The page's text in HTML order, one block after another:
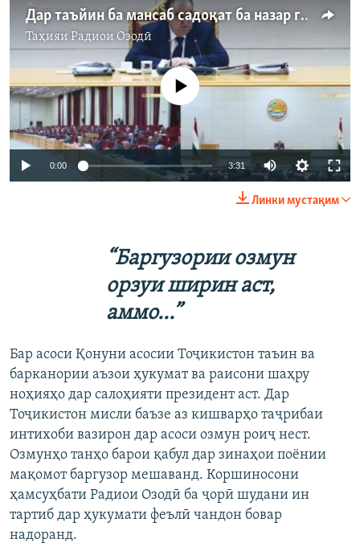
Дар таъйин ба мансаб садоқат ба назар гирифта мешавад ва ё лаёқат?
Таҳияи Радиои Озодӣ
720p 1080p
Феълан кор намекунад
0:00 3:31
Линки мустақим
“Баргузории озмун
орзуи ширин аст,
аммо...”
Бар асоси Қонуни асосии Тоҷикистон таъин ва
барканории аъзои ҳукумат ва раисони шаҳру
ноҳияҳо дар салоҳияти президент аст. Дар
Тоҷикистон мисли баъзе аз кишварҳо таҷрибаи
интихоби вазирон дар асоси озмун роиҷ нест.
Озмунҳо танҳо барои қабул дар зинаҳои поёнии
мақомот баргузор мешаванд. Коршиносони
ҳамсуҳбати Радиои Озодӣ ба ҷорӣ шудани ин
тартиб дар ҳукумати феълӣ чандон бовар
надоранд.